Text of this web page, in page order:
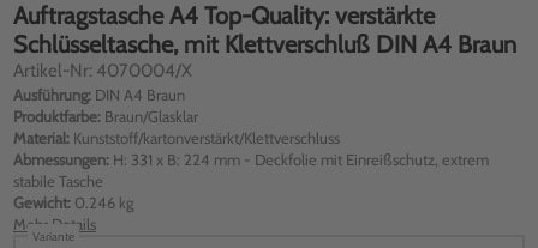
Auftragstasche A4 Top-Quality: verstärkte
Schlüsseltasche, mit Klettverschluß DIN A4 Braun
Artikel-Nr: 4070004/X
Ausführung: DIN A4 Braun
Produktfarbe: Braun/Glasklar
Material: Kunststoff/kartonverstärkt/Klettverschluss
Abmessungen: H: 331 x B: 224 mm - Deckfolie mit Einreißschutz, extrem
stabile Tasche
Gewicht: 0.246 kg
Mehr Details
Variante